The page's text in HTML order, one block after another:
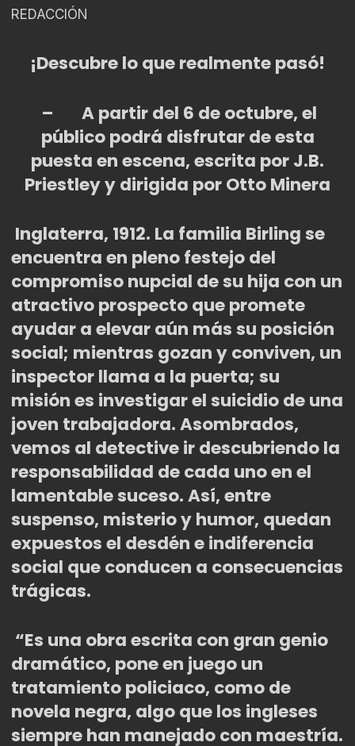
REDACCIÓN
¡Descubre lo que realmente pasó!
– A partir del 6 de octubre, el
público podrá disfrutar de esta
puesta en escena, escrita por J.B.
Priestley y dirigida por Otto Minera
Inglaterra, 1912. La familia Birling se
encuentra en pleno festejo del
compromiso nupcial de su hija con un
atractivo prospecto que promete
ayudar a elevar aún más su posición
social; mientras gozan y conviven, un
inspector llama a la puerta; su
misiónes investigar el suicidio de una
joven trabajadora. Asombrados,
vemos al detective ir descubriendo la
responsabilidad de cada uno en el
lamentable suceso. Así, entre
suspenso, misterio y humor, quedan
expuestos el desdén e indiferencia
social que conducen a consecuencias
trágicas.
“Es una obra escrita con gran genio
dramático, pone en juego un
tratamiento policiaco, como de
novela negra, algo que los ingleses
siempre han manejado con maestría.